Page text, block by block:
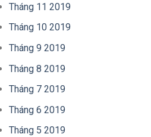
Tháng 11 2019
Tháng 10 2019
Tháng 9 2019
Tháng 8 2019
Tháng 7 2019
Tháng 6 2019
Tháng 5 2019